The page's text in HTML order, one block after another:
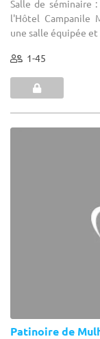
Salle de séminaire
l'Hôtel Campanile
une salle équipée et
1-45
Patinoire de